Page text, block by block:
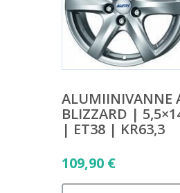
ALUMIINIVANNE
BLIZZARD |
| ET38 | KR63,3
109,90 €